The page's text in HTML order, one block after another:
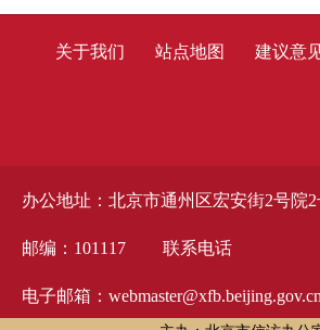
办公地址：北京市通州区宏安街2号院2
邮编：101117 联系电话
电子邮箱：webmaster@xfb.beijing.gov.cn
关于我们 站点地图 建议意